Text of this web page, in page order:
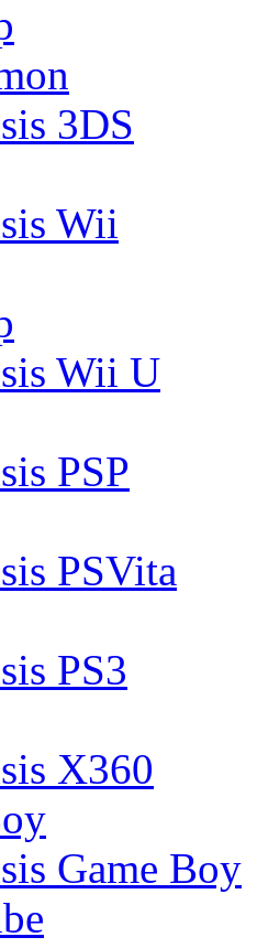
3DS
Wii
Wii U
PSP
PSVita
PS3
X360
Game Boy